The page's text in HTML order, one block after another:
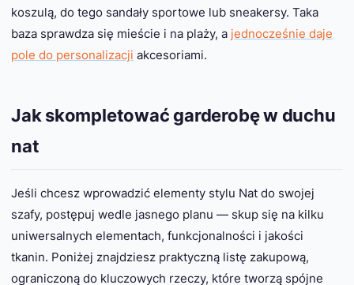
koszulą, do tego sandały sportowe lub sneakersy. Taka
baza sprawdza się mieście i na plaży, a jednocześnie daje
pole do personalizacji akcesoriami.
Jak skompletować garderobę w duchu
nat
Jeśli chcesz wprowadzić elementy stylu Nat do swojej
szafy, postępuj wedle jasnego planu — skup się na kilku
uniwersalnych elementach, funkcjonalności i jakości
tkanin. Poniżej znajdziesz praktyczną listę zakupową,
ograniczoną do kluczowych rzeczy, które tworzą spójne